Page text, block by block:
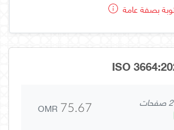
بصفة عامة
OMR 75.67